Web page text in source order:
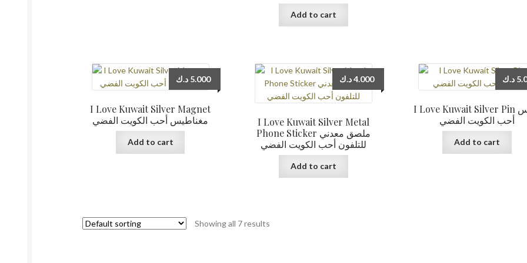
Add to cart
I Love Kuwait Silver Magnet
مغناطيس أحب الكويت الفضي
5.000 د.ك
Add to cart
I Love Kuwait Silver Metal
Phone Sticker ملصق معدني
للتلفون أحب الكويت الفضي
4.000د.ك
Add to cart
I Love Kuwait Silver Pin دبوس
أحب الكويت الفضي
د.ك
Add to cart
Showing all 7 results